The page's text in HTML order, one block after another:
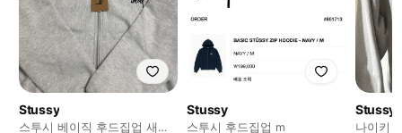
Stussy
스투시 베이직 후드집업 새상
Stussy
스투시 후드집업 m
Stussy
나이키